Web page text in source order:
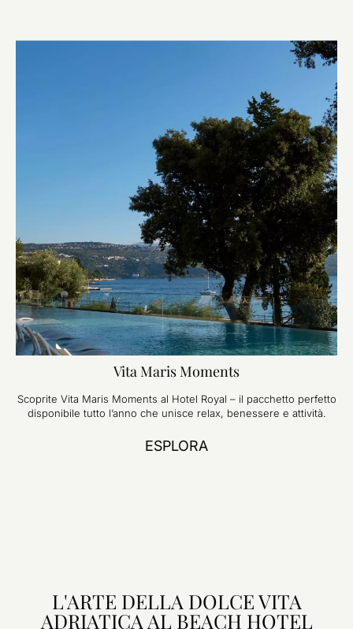
Vita Maris Moments
Scoprite Vita Maris Moments al Hotel Royal – il pacchetto perfetto
disponibile tutto l’anno che unisce relax, benessere e attività.
ESPLORA
L'ARTE DELLA DOLCE VITA
ADRIATICA AL BEACH HOTEL